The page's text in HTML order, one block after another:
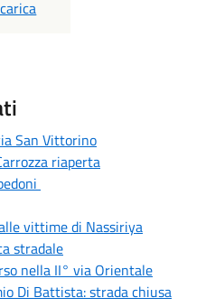
San Vittorino
riaperta
vittime di Nassiriya
stradale
nella II° via Orientale
Di Battista: strada chiusa